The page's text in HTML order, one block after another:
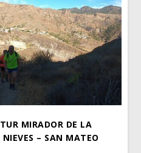
MIRADOR DE LA
– SAN MATEO